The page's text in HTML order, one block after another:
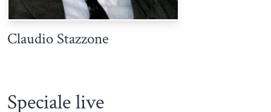
Claudio Stazzone
Speciale live